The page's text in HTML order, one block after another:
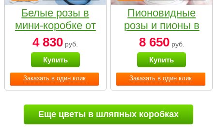
Заказать в один клик
Белые розы в
мини-коробке от
Bella Fiori
4 830 руб.
Купить
Заказать в один клик
Пионовидные
розы и пионы в
белой коробке
Small
8 650руб.
Купить
Еще цветы в шляпных коробках